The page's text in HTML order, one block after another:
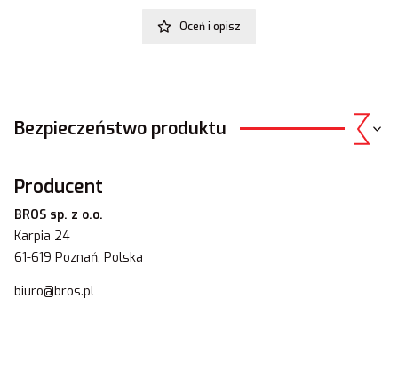
Oceń i opisz
Bezpieczeństwo produktu
Producent
BROS sp. z o.o.
Karpia 24
61-619 Poznań, Polska
biuro@bros.pl